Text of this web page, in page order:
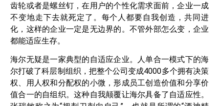
齿轮或者是螺丝钉，在用户的个性化需求面前，企业一成
不变地走下去就死定了。每个人都要自我创造，共同进
化，这样的企业一定是无边界的。不管外部怎么变，企业
都能适应生存。
海尔无疑是一家典型的自适应企业。人单合一模式下的海
尔打破了科层制组织，把整个公司变成4000多个拥有决策
权、用人权和分配权的小微，形成员工创造价值和分享价
值合一的自组织。这种自我颠覆让海尔具备了自适应性。